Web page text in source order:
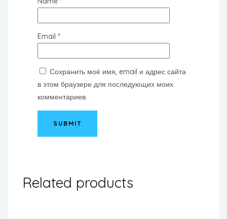
Email *
Сохранить моё имя, email и адрес сайта
в этом браузере для последующих моих
комментариев.
Related products